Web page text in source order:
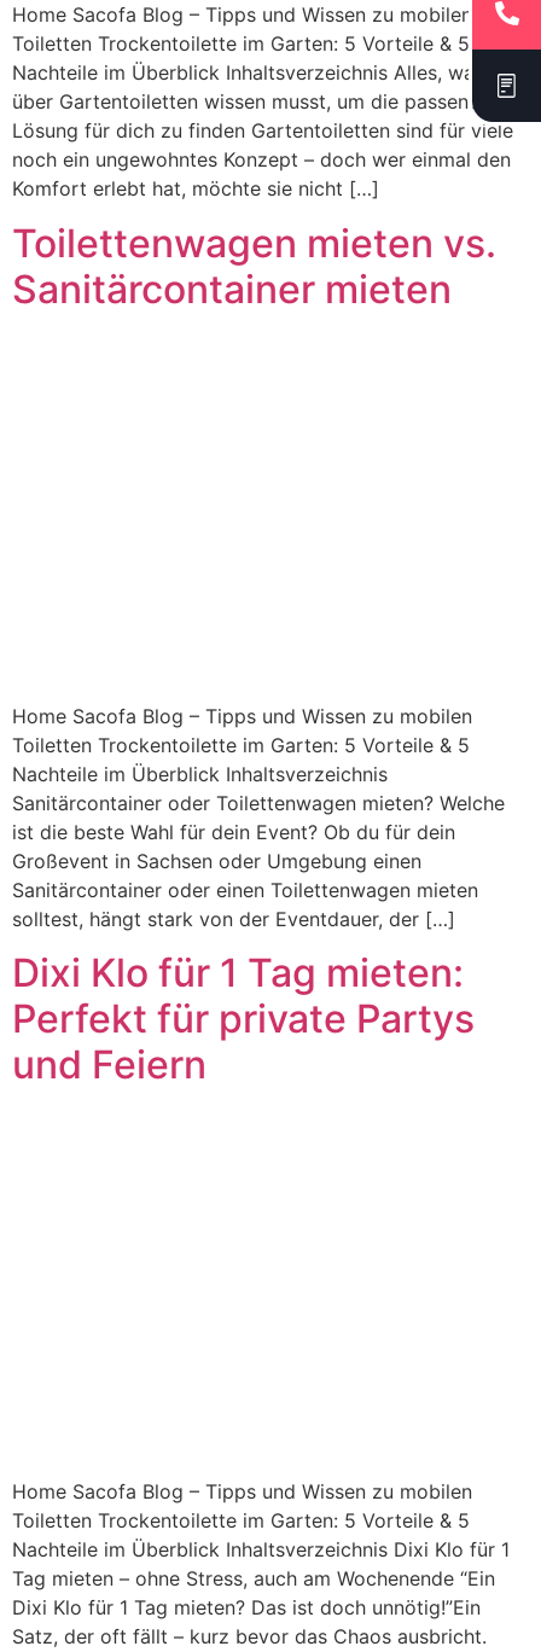
Home Sacofa Blog – Tipps und Wissen zu mobilen
Toiletten Trockentoilette im Garten: 5 Vorteile & 5
Nachteile im Überblick Inhaltsverzeichnis Alles, was du
über Gartentoiletten wissen musst, um die passende
Lösung für dich zu finden Gartentoiletten sind für viele
noch ein ungewohntes Konzept – doch wer einmal den
Komfort erlebt hat, möchte sie nicht […]
Toilettenwagen mieten vs.
Sanitärcontainer mieten
Home Sacofa Blog – Tipps und Wissen zu mobilen
Toiletten Trockentoilette im Garten: 5 Vorteile & 5
Nachteile im Überblick Inhaltsverzeichnis
Sanitärcontainer oder Toilettenwagen mieten? Welche
ist die beste Wahl für dein Event? Ob du für dein
Großevent in Sachsen oder Umgebung einen
Sanitärcontainer oder einen Toilettenwagen mieten
solltest, hängt stark von der Eventdauer, der […]
Dixi Klo für 1 Tag mieten:
Perfekt für private Partys
und Feiern
Home Sacofa Blog – Tipps und Wissen zu mobilen
Toiletten Trockentoilette im Garten: 5 Vorteile & 5
Nachteile im Überblick Inhaltsverzeichnis Dixi Klo für 1
Tag mieten – ohne Stress, auch am Wochenende “Ein
Dixi Klo für 1 Tag mieten? Das ist doch unnötig!”Ein
Satz, der oft fällt – kurz bevor das Chaos ausbricht.